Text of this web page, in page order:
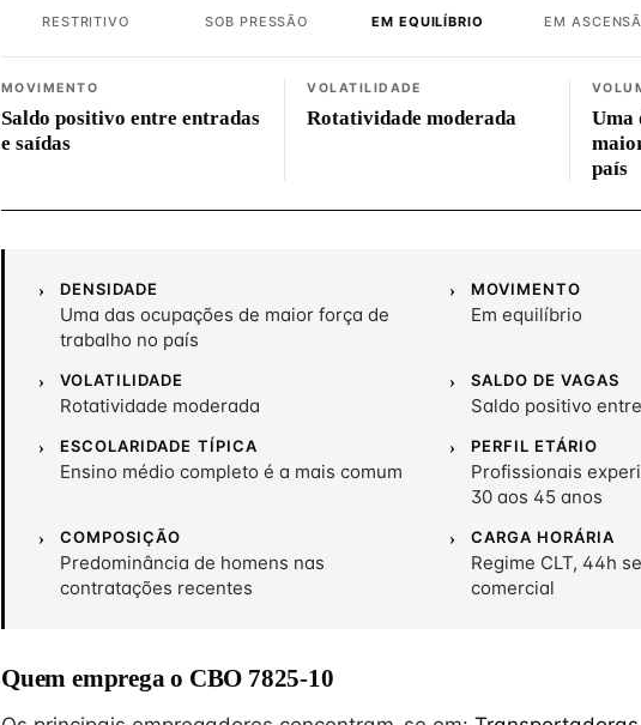
RESTRITIVO SOB PRESSÃO EM EQUILÍBRIO EM
MOVIMENTO
Saldo positivo entre entradas
e saídas
VOLATILIDADE
Rotatividade moderada
Uma
país
DENSIDADE
Uma das ocupações de maior força de
trabalho no país
MOVIMENTO
Em equilíbrio
VOLATILIDADE
Rotatividade moderada
SALDO DE VAGAS
Saldo positivo
ESCOLARIDADE TÍPICA
Ensino médio completo é a mais comum
PERFIL ETÁRIO
Profissionais
30 aos 45 anos
COMPOSIÇÃO
Predominância de homens nas
contratações recentes
CARGA HORÁRIA
Regime CLT, 44h
comercial
Quem emprega o CBO 7825-10